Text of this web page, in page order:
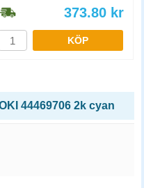
373.80 kr
KÖP
44469706 2k cyan